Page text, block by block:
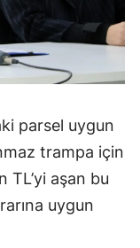
parsel uygun
trampa için
TL’yi aşan bu
uygun